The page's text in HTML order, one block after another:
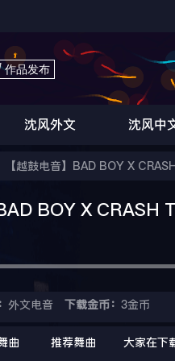
作品发布
沈风外文 沈风中
【越鼓电音】BAD BOY X
BOY X CRASH
外文电音 下载金币：3金币
曲 推荐舞曲 大家在下